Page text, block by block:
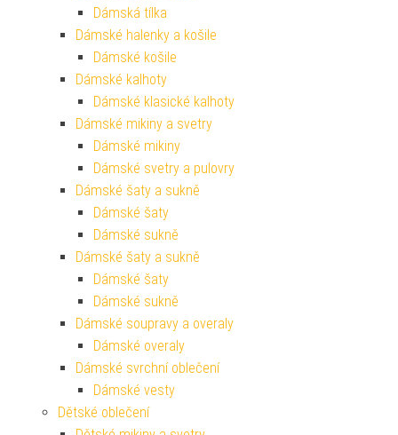
Dámská tílka
Dámské halenky a košile
Dámské košile
Dámské kalhoty
Dámské klasické kalhoty
Dámské mikiny a svetry
Dámské mikiny
Dámské svetry a pulovry
Dámské šaty a sukně
Dámské šaty
Dámské sukně
Dámské šaty a sukně
Dámské šaty
Dámské sukně
Dámské soupravy a overaly
Dámské overaly
Dámské svrchní oblečení
Dámské vesty
Dětské oblečení